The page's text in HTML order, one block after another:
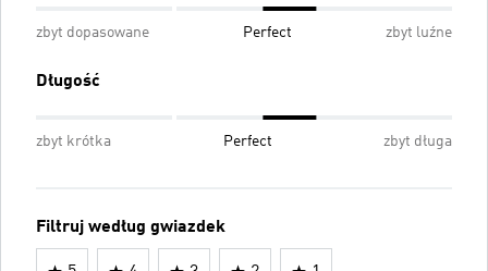
zbyt dopasowane Perfect zbyt luźne
Długość
zbyt krótka Perfect zbyt długa
Filtruj według gwiazdek